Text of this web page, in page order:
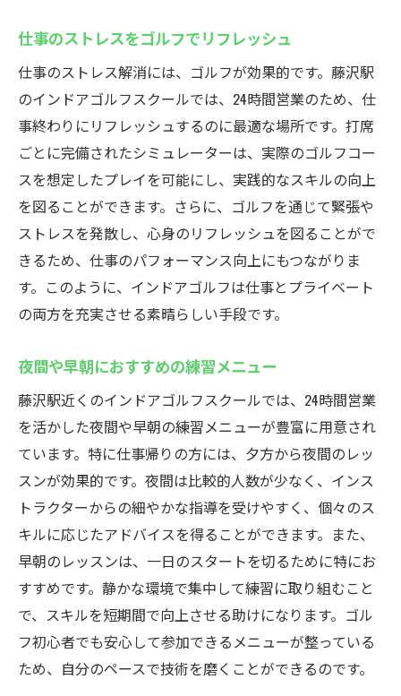
仕事のストレスをゴルフでリフレッシュ
仕事のストレス解消には、ゴルフが効果的です。藤沢駅
のインドアゴルフスクールでは、24時間営業のため、仕
事終わりにリフレッシュするのに最適な場所です。打席
ごとに完備されたシミュレーターは、実際のゴルフコー
スを想定したプレイを可能にし、実践的なスキルの向上
を図ることができます。さらに、ゴルフを通じて緊張や
ストレスを発散し、心身のリフレッシュを図ることがで
きるため、仕事のパフォーマンス向上にもつながりま
す。このように、インドアゴルフは仕事とプライベート
の両方を充実させる素晴らしい手段です。
夜間や早朝におすすめの練習メニュー
藤沢駅近くのインドアゴルフスクールでは、24時間営業
を活かした夜間や早朝の練習メニューが豊富に用意され
ています。特に仕事帰りの方には、夕方から夜間のレッ
スンが効果的です。夜間は比較的人数が少なく、インス
トラクターからの細やかな指導を受けやすく、個々のス
キルに応じたアドバイスを得ることができます。また、
早朝のレッスンは、一日のスタートを切るために特にお
すすめです。静かな環境で集中して練習に取り組むこと
で、スキルを短期間で向上させる助けになります。ゴル
フ初心者でも安心して参加できるメニューが整っている
ため、自分のペースで技術を磨くことができるのです。